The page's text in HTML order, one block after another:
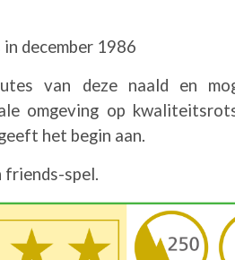
in december 1986
van deze naald en
omgeving op
het begin aan.
spel.